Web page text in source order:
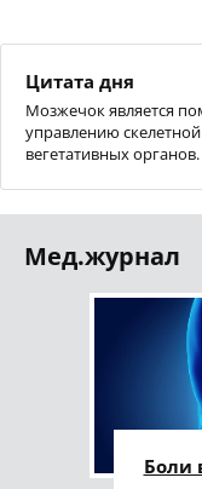
Цитата дня
Мозжечок является
управлению
вегетативных
Мед.журнал
Боли